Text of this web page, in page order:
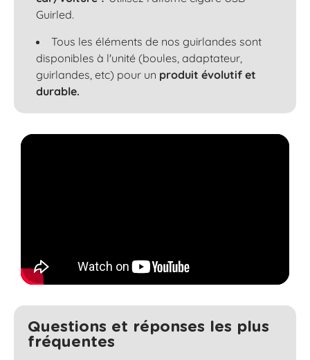
Guirled.
Tous les éléments de nos guirlandes sont
disponibles à l'unité (boules, adaptateur,
guirlandes, etc) pour un produit évolutif et
durable.
Questions et réponses les plus
fréquentes​